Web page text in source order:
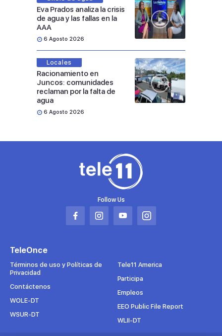
Eva Prados analiza la crisis
de agua y las fallas en la
AAA
6 Agosto 2026
Locales
Racionamiento en
Juncos: comunidades
reclaman por la falta de
agua
6 Agosto 2026
Follow Us
Abrir
pestaña
Abrir
pestaña
Abrir
pestaña
Abrir
pestaña
TeleOnce
Términos de uso y Políticas de
Privacidad
Contáctenos
WOLE-DT
WSUR-DT
Tele11 America
Participa
Empleos
EEO Public File Report
WLII-DT